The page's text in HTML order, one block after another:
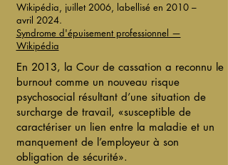
Wikipédia, juillet 2006, labellisé en 2010 –
avril 2024.
Syndrome d'épuisement professionnel —
Wikipédia
En 2013, la Cour de cassation a reconnu le
burnout comme un nouveau risque
psychosocial résultant d’une situation de
surcharge de travail, «susceptible de
caractériser un lien entre la maladie et un
manquement de l’employeur à son
obligation de sécurité».